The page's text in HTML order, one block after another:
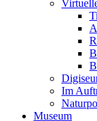
Im
Museum